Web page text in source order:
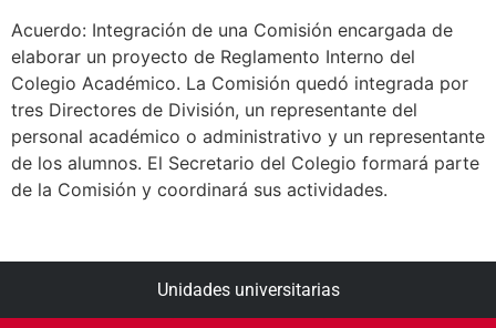
Acuerdo: Integración de una Comisión encargada de
elaborar un proyecto de Reglamento Interno del
Colegio Académico. La Comisión quedó integrada por
tres Directores de División, un representante del
personal académico o administrativo y un representante
de los alumnos. El Secretario del Colegio formará parte
de la Comisión y coordinará sus actividades.
Unidades universitarias